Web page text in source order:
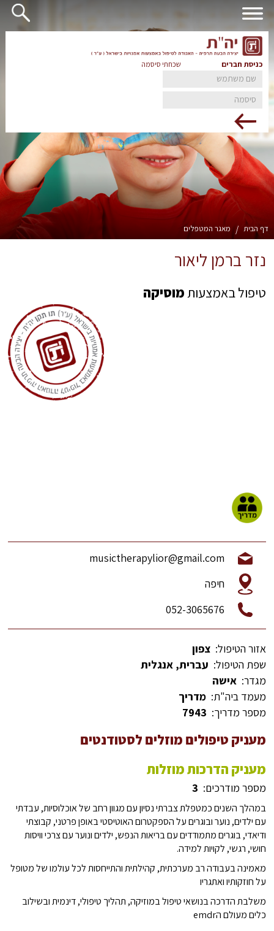
כניסת חברים שכחתי סיסמה
דף הבית / מאגר המטפלים
נזר ברמן ליאור
טיפול באמצעותמוסיקה
musictherapylior@gmail.com
חיפה
052-3065676
אזור הטיפול: צפון
שפת הטיפול: עברית, אנגלית
מגדר: אישה
מעמד ביה"ת: מדריך
מספר מדריך: 7943
מעניק טיפולים מוזלים לסטודנטים
מעניק הדרכות מוזלות
מספר מודרכים: 3
במהלך השנים כמטפלת צברתי נסיון עם מגוון רחב של אוכלוסיות, עבדתי
עם ילדים, נוער ובוגרים על הספקטרום האוטיסטי באופן פרטני, קבוצתי
ודיאדי, בוגרים מתמודדים עם בריאות הנפש, ילדים ונוער עם צרכי וויסות
חושי, רגשי, לקויות למידה.
מאמינה בעבודה רב מערכתית, קהילתית והתייחסות לכל עולמו של מטופל
על חוזקותיו ואתגריו
משלבת הדרכה בנושאי טיפול במוזיקה, תהליך טיפולי, דינמית ובשילוב
כלים מעולם הemdr